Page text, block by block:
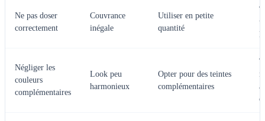
Ne pas doser
correctement
Couvrance
inégale
Utiliser en petite
quantité
Négliger les
couleurs
complémentaires
Look peu
harmonieux
Opter pour des teintes
complémentaires